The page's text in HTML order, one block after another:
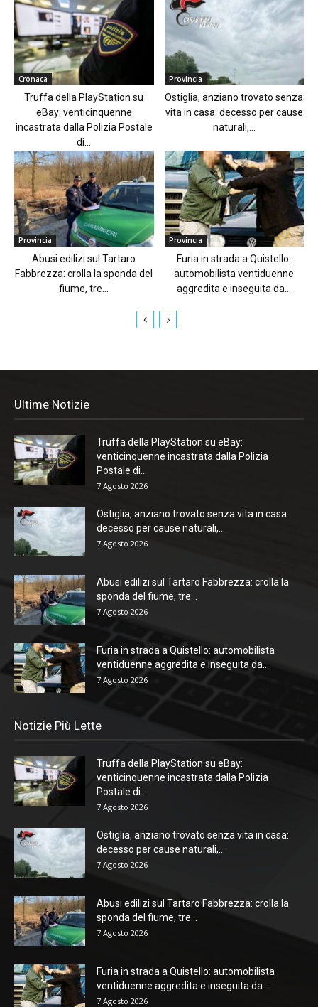
Cronaca
Truffa della PlayStation su
eBay: venticinquenne
incastrata dalla Polizia Postale
di...
Provincia
Ostiglia, anziano trovato senza
vita in casa: decesso per cause
naturali,...
Provincia
Abusi edilizi sul Tartaro
Fabbrezza: crolla la sponda del
fiume, tre...
Provincia
Furia in strada a Quistello:
automobilista ventiduenne
aggredita e inseguita da...
Ultime Notizie
Truffa della PlayStation su eBay:
venticinquenne incastrata dalla Polizia
Postale di...
7 Agosto 2026
Ostiglia, anziano trovato senza vita in casa:
decesso per cause naturali,...
7 Agosto 2026
Abusi edilizi sul Tartaro Fabbrezza: crolla la
sponda del fiume, tre...
7 Agosto 2026
Furia in strada a Quistello: automobilista
ventiduenne aggredita e inseguita da...
7 Agosto 2026
Notizie Più Lette
Truffa della PlayStation su eBay:
venticinquenne incastrata dalla Polizia
Postale di...
7 Agosto 2026
Ostiglia, anziano trovato senza vita in casa:
decesso per cause naturali,...
7 Agosto 2026
Abusi edilizi sul Tartaro Fabbrezza: crolla la
sponda del fiume, tre...
7 Agosto 2026
Furia in strada a Quistello: automobilista
ventiduenne aggredita e inseguita da...
7 Agosto 2026